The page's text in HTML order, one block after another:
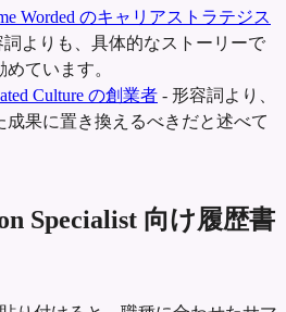
Worded のキャリアストラテジス
詞よりも、具体的なストーリーで
ています。
Culture の創業者 - 形容詞より、
成果に置き換えるべきだと述べて
Specialist 向け履歴書